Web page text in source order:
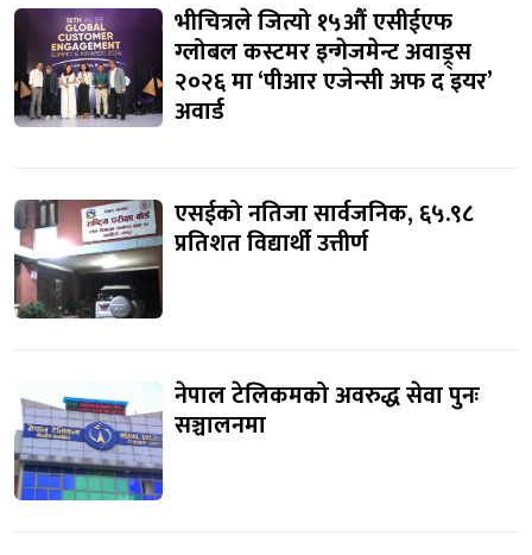
भीचित्रले जित्यो १५औं एसीईएफ
ग्लोबल कस्टमर इन्गेजमेन्ट अवाड्र्स
२०२६ मा ‘पीआर एजेन्सी अफ द इयर’
अवार्ड
एसईको नतिजा सार्वजनिक, ६५.९८
प्रतिशत विद्यार्थी उत्तीर्ण
नेपाल टेलिकमको अवरुद्ध सेवा पुनः
सञ्चालनमा